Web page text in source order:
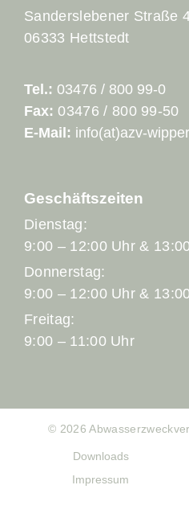
Sanderslebener Straße
06333 Hettstedt
Tel.: 03476 / 800 99-0
Fax: 03476 / 800 99-50
E-Mail: info(at)azv-
Geschäftszeiten
Dienstag:
9:00 – 12:00 Uhr &
Donnerstag:
9:00 – 12:00 Uhr &
Freitag:
9:00 – 11:00 Uhr
© 2026
Downloads
Impressum